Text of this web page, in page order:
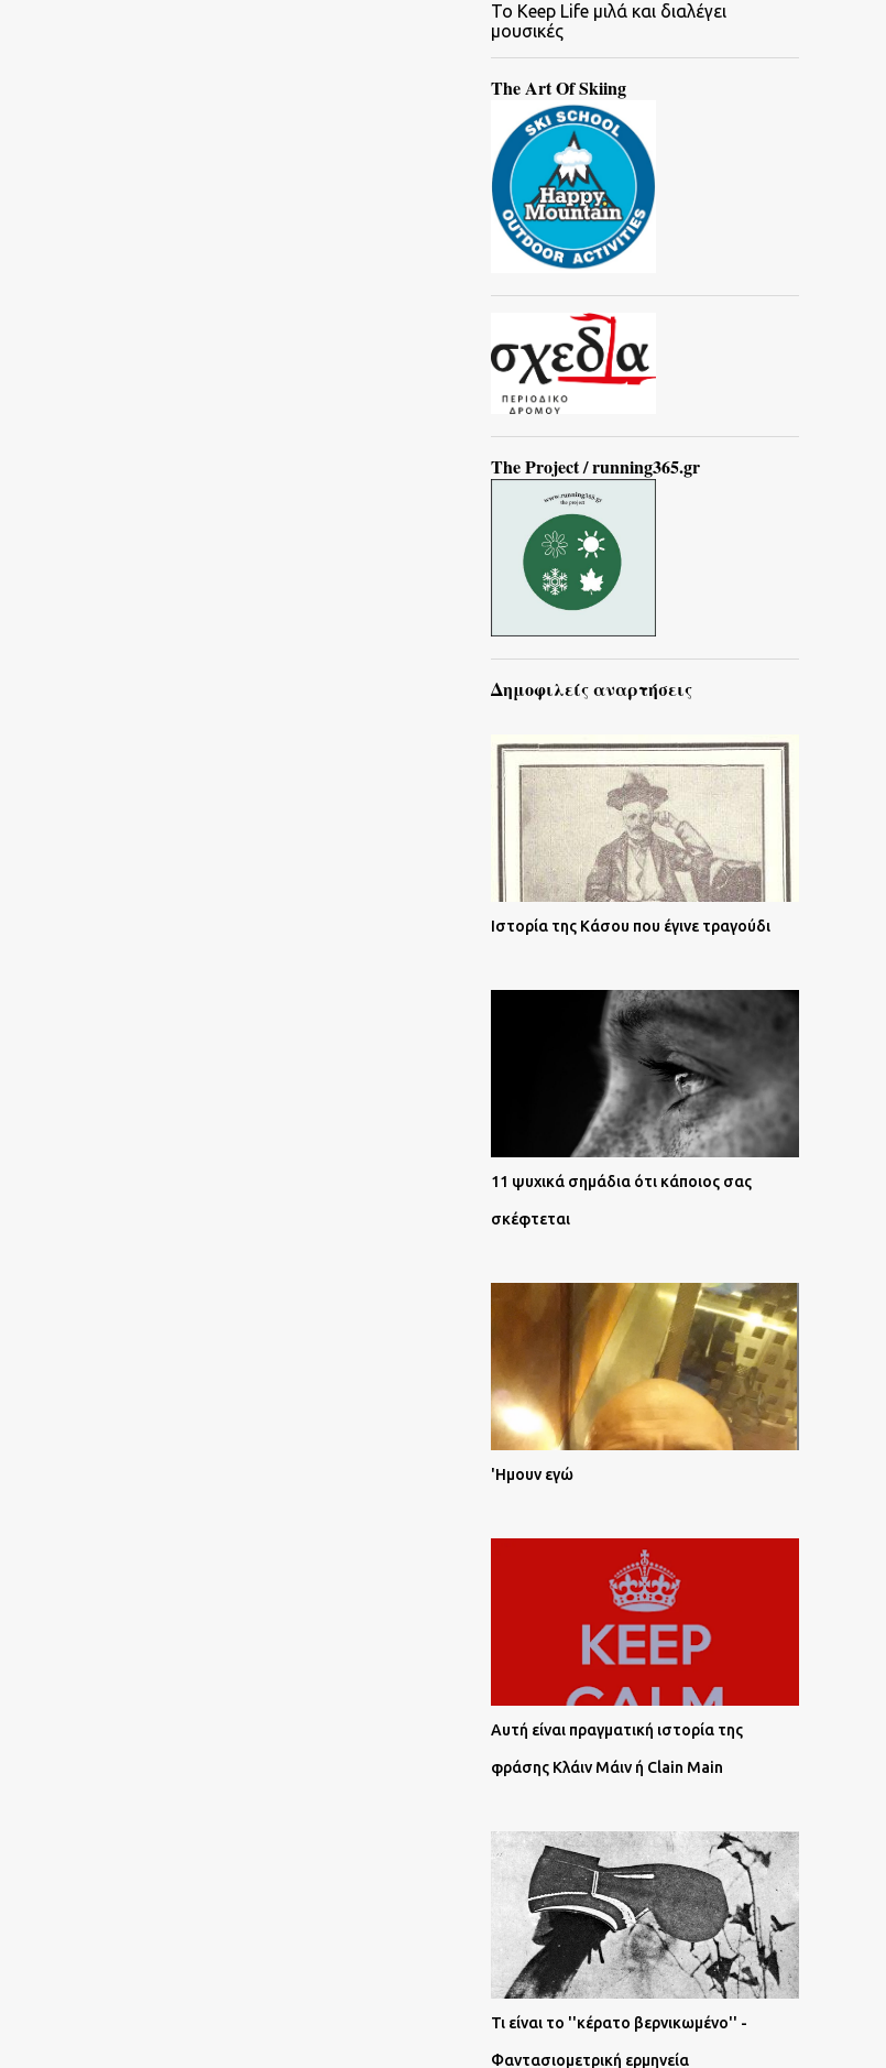
To Keep Life μιλά και διαλέγει
μουσικές
The Art Of Skiing
The Project / running365.gr
Δημοφιλείς αναρτήσεις
Ιστορία της Κάσου που έγινε τραγούδι
11 ψυχικά σημάδια ότι κάποιος σας
σκέφτεται
'Ημουν εγώ
Αυτή είναι πραγματική ιστορία της
φράσης Κλάιν Μάιν ή Clain Main
Τι είναι το ''κέρατο βερνικωμένο'' -
Φαντασιομετρική ερμηνεία